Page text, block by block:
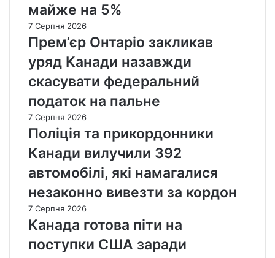
майже на 5%
7 Серпня 2026
Прем’єр Онтаріо закликав
уряд Канади назавжди
скасувати федеральний
податок на пальне
7 Серпня 2026
Поліція та прикордонники
Канади вилучили 392
автомобілі, які намагалися
незаконно вивезти за кордон
7 Серпня 2026
Канада готова піти на
поступки США заради